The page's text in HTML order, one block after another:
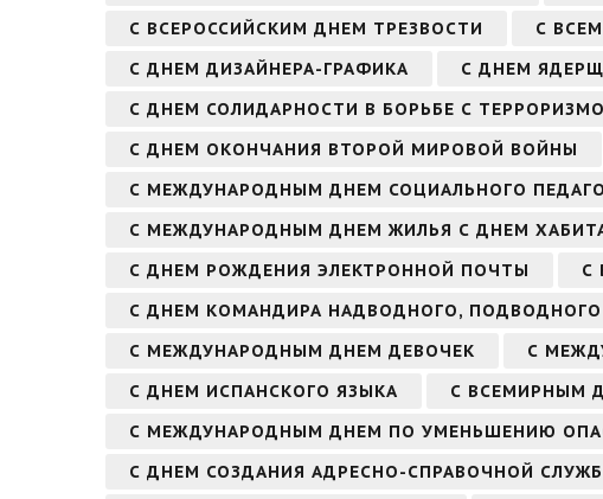
С ВСЕРОССИЙСКИМ ДНЕМ ТРЕЗВОСТИ
С
С ДНЕМ ДИЗАЙНЕРА-ГРАФИКА
С ДНЕМ
С ДНЕМ СОЛИДАРНОСТИ В БОРЬБЕ С
С ДНЕМ ОКОНЧАНИЯ ВТОРОЙ МИРОВОЙ ВОЙНЫ
С МЕЖДУНАРОДНЫМ ДНЕМ СОЦИАЛЬНОГО
С МЕЖДУНАРОДНЫМ ДНЕМ ЖИЛЬЯ С ДНЕМ
С ДНЕМ РОЖДЕНИЯ ЭЛЕКТРОННОЙ ПОЧТЫ
С
С ДНЕМ КОМАНДИРА НАДВОДНОГО,
С МЕЖДУНАРОДНЫМ ДНЕМ ДЕВОЧЕК
С
С ДНЕМ ИСПАНСКОГО ЯЗЫКА
С ВСЕМИРНЫМ
С МЕЖДУНАРОДНЫМ ДНЕМ ПО УМЕНЬШЕНИЮ
С ДНЕМ СОЗДАНИЯ АДРЕСНО-СПРАВОЧНОЙ